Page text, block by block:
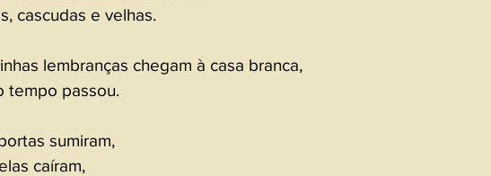
cascudas e velhas.
lembranças chegam à casa branca,
tempo passou.
sumiram,
caíram,